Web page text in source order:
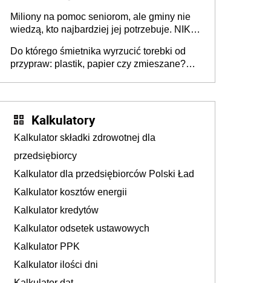
Europie nie ma tak dużych jednostek
stołecznych
Miliony na pomoc seniorom, ale gminy nie
wiedzą, kto najbardziej jej potrzebuje. NIK
Do którego śmietnika wyrzucić torebki od
przypraw: plastik, papier czy zmieszane?
Kalkulatory
Kalkulator składki zdrowotnej dla
przedsiębiorcy
Kalkulator dla przedsiębiorców Polski Ład
Kalkulator kosztów energii
Kalkulator kredytów
Kalkulator odsetek ustawowych
Kalkulator PPK
Kalkulator ilości dni